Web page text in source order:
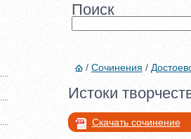
Поиск
/ Сочинения /
Истоки
Скачать сочинение